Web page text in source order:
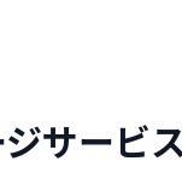
サービ